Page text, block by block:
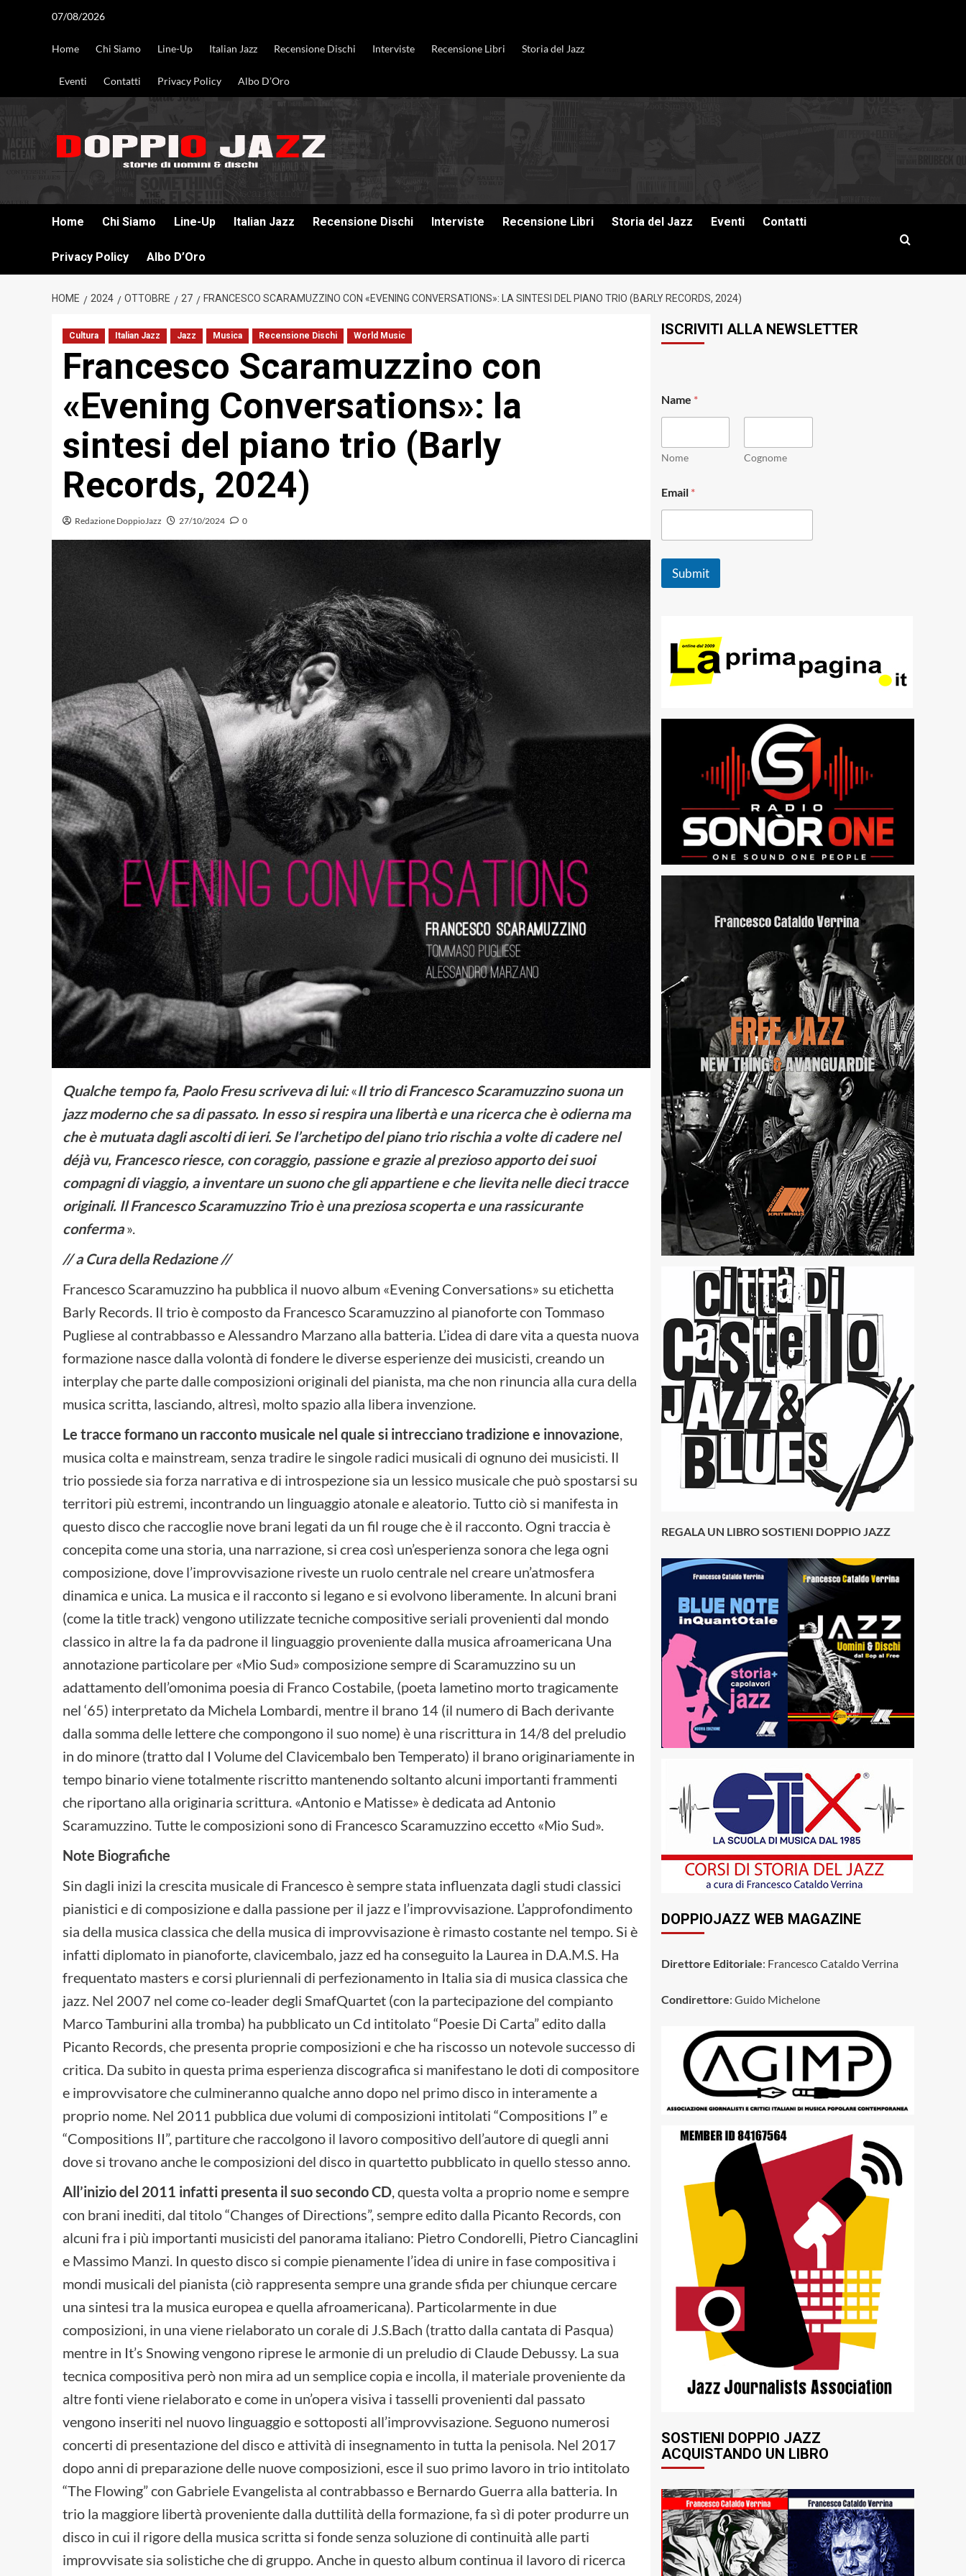
07/08/2026
Home Chi Siamo Line-Up Italian Jazz Recensione Dischi Interviste Recensione Libri Storia del Jazz
Eventi Contatti Privacy Policy Albo D’Oro
Home Chi Siamo Line-Up Italian Jazz Recensione Dischi Interviste Recensione Libri Storia del Jazz Eventi Contatti
Privacy Policy Albo D’Oro
HOME 2024 OTTOBRE 27 FRANCESCO SCARAMUZZINO CON «EVENING CONVERSATIONS»: LA SINTESI DEL PIANO TRIO (BARLY RECORDS, 2024)
Cultura Italian Jazz Jazz Musica Recensione Dischi World Music
Francesco Scaramuzzino con
«Evening Conversations»: la
sintesi del piano trio (Barly
Records, 2024)
Redazione DoppioJazz 27/10/2024 0
Qualche tempo fa, Paolo Fresu scriveva di lui:«Il trio di Francesco Scaramuzzino suona un
jazz moderno che sa di passato. In esso si respira una libertà e una ricerca che è odierna ma
che è mutuata dagli ascolti di ieri. Se l’archetipo del piano trio rischia a volte di cadere nel
déjà vu, Francesco riesce, con coraggio, passione e grazie al prezioso apporto dei suoi
compagni di viaggio, a inventare un suono che gli appartiene e che lievita nelle dieci tracce
originali. Il Francesco Scaramuzzino Trio è una preziosa scoperta e una rassicurante
conferma».
// a Cura della Redazione //
Francesco Scaramuzzino ha pubblica il nuovo album «Evening Conversations» su etichetta
Barly Records. Il trio è composto da Francesco Scaramuzzino al pianoforte con Tommaso
Pugliese al contrabbasso e Alessandro Marzano alla batteria. L’idea di dare vita a questa nuova
formazione nasce dalla volontà di fondere le diverse esperienze dei musicisti, creando un
interplay che parte dalle composizioni originali del pianista, ma che non rinuncia alla cura della
musica scritta, lasciando, altresì, molto spazio alla libera invenzione.
Le tracce formano un racconto musicale nel quale si intrecciano tradizione e innovazione
musica colta e mainstream, senza tradire le singole radici musicali di ognuno dei musicisti. Il
trio possiede sia forza narrativa e di introspezione sia un lessico musicale che può spostarsi su
territori più estremi, incontrando un linguaggio atonale e aleatorio. Tutto ciò si manifesta in
questo disco che raccoglie nove brani legati da un fil rouge che è il racconto. Ogni traccia è
concepita come una storia, una narrazione, si crea così un’esperienza sonora che lega ogni
composizione, dove l’improvvisazione riveste un ruolo centrale nel creare un’atmosfera
dinamica e unica. La musica e il racconto si legano e si evolvono liberamente. In alcuni brani
(come la title track) vengono utilizzate tecniche compositive seriali provenienti dal mondo
classico in altre la fa da padrone il linguaggio proveniente dalla musica afroamericana Una
annotazione particolare per «Mio Sud» composizione sempre di Scaramuzzino su un
adattamento dell’omonima poesia di Franco Costabile, (poeta lametino morto tragicamente
nel ‘65) interpretato da Michela Lombardi, mentre il brano 14 (il numero di Bach derivante
dalla somma delle lettere che compongono il suo nome) è una riscrittura in 14/8 del preludio
in do minore (tratto dal I Volume del Clavicembalo ben Temperato) il brano originariamente in
tempo binario viene totalmente riscritto mantenendo soltanto alcuni importanti frammenti
che riportano alla originaria scrittura. «Antonio e Matisse» è dedicata ad Antonio
Scaramuzzino. Tutte le composizioni sono di Francesco Scaramuzzino eccetto «Mio Sud».
Note Biografiche
Sin dagli inizi la crescita musicale di Francesco è sempre stata influenzata dagli studi classici
pianistici e di composizione e dalla passione per il jazz e l’improvvisazione. L’approfondimento
sia della musica classica che della musica di improvvisazione è rimasto costante nel tempo. Si è
infatti diplomato in pianoforte, clavicembalo, jazz ed ha conseguito la Laurea in D.A.M.S. Ha
frequentato masters e corsi pluriennali di perfezionamento in Italia sia di musica classica che
jazz. Nel 2007 nel come co-leader degli SmafQuartet (con la partecipazione del compianto
Marco Tamburini alla tromba) ha pubblicato un Cd intitolato “Poesie Di Carta” edito dalla
Picanto Records, che presenta proprie composizioni e che ha riscosso un notevole successo di
critica. Da subito in questa prima esperienza discografica si manifestano le doti di compositore
e improvvisatore che culmineranno qualche anno dopo nel primo disco in interamente a
proprio nome. Nel 2011 pubblica due volumi di composizioni intitolati “Compositions I” e
“Compositions II”, partiture che raccolgono il lavoro compositivo dell’autore di quegli anni
dove si trovano anche le composizioni del disco in quartetto pubblicato in quello stesso anno.
All’inizio del 2011 infatti presenta il suo secondo CD , questa volta a proprio nome e sempre
con brani inediti, dal titolo “Changes of Directions”, sempre edito dalla Picanto Records, con
alcuni fra i più importanti musicisti del panorama italiano: Pietro Condorelli, Pietro Ciancaglini
e Massimo Manzi. In questo disco si compie pienamente l’idea di unire in fase compositiva i
mondi musicali del pianista (ciò rappresenta sempre una grande sfida per chiunque cercare
una sintesi tra la musica europea e quella afroamericana). Particolarmente in due
composizioni, in una viene rielaborato un corale di J.S.Bach (tratto dalla cantata di Pasqua)
mentre in It’s Snowing vengono riprese le armonie di un preludio di Claude Debussy. La sua
tecnica compositiva però non mira ad un semplice copia e incolla, il materiale proveniente da
altre fonti viene rielaborato e come in un’opera visiva i tasselli provenienti dal passato
vengono inseriti nel nuovo linguaggio e sottoposti all’improvvisazione. Seguono numerosi
concerti di presentazione del disco e attività di insegnamento in tutta la penisola. Nel 2017
dopo anni di preparazione delle nuove composizioni, esce il suo primo lavoro in trio intitolato
“The Flowing” con Gabriele Evangelista al contrabbasso e Bernardo Guerra alla batteria. In
trio la maggiore libertà proveniente dalla duttilità della formazione, fa sì di poter produrre un
disco in cui il rigore della musica scritta si fonde senza soluzione di continuità alle parti
improvvisate sia solistiche che di gruppo. Anche in questo album continua il lavoro di ricerca
ISCRIVITI ALLA NEWSLETTER
a
m
E
m
l
*
Name *
Nome Cognome
Email *
Submit
REGALA UN LIBRO SOSTIENI DOPPIO JAZZ
DOPPIOJAZZ WEB MAGAZINE
Direttore Editoriale: Francesco Cataldo Verrina
Condirettore: Guido Michelone
SOSTIENI DOPPIO JAZZ
ACQUISTANDO UN LIBRO